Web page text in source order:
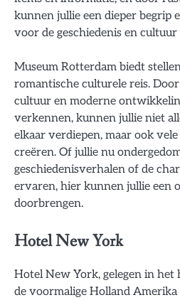
kunnen jullie een dieper begrip
voor de geschiedenis en cultuur
Museum Rotterdam biedt
romantische culturele reis. Door
cultuur en moderne
verkennen, kunnen jullie niet
elkaar verdiepen, maar ook
creëren. Of jullie nu
geschiedenisverhalen of de
ervaren, hier kunnen jullie een
doorbrengen.
Hotel New York
Hotel New York, gelegen in
de voormalige Holland